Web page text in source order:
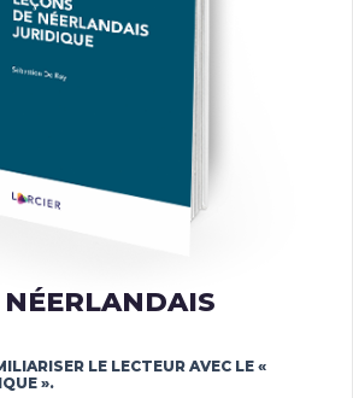
NÉERLANDAIS
LE LECTEUR AVEC LE «
».